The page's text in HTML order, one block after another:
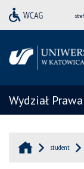
Wydział
student